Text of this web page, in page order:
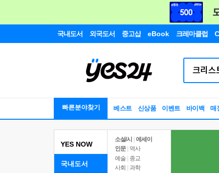
국내도서 외국도서 중고샵 eBook 크레마클럽
빠른분야찾기 베스트 신상품 이벤트 바이백 매
YES NOW
국내도서
소설/시
에세이
인문
역사
예술 | 종교
사회 | 과학